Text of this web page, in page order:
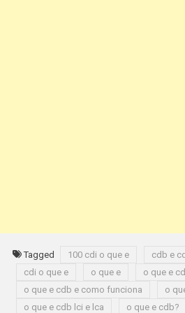
Tagged 100 cdi o que e cdb e
cdi o que e
o que e o que e
o que e cdb e como funciona
o
o que e cdb lci e lca
o que e cdb?